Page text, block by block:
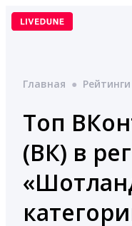
Перейти
Главная ● Рейтинги
Топ
(ВК) в